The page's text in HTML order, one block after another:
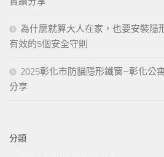
為什麼就算大人在家，也要安裝隱
有效的5個安全守則
2025彰化市防貓隱形鐵窗–彰化公
分享
分類